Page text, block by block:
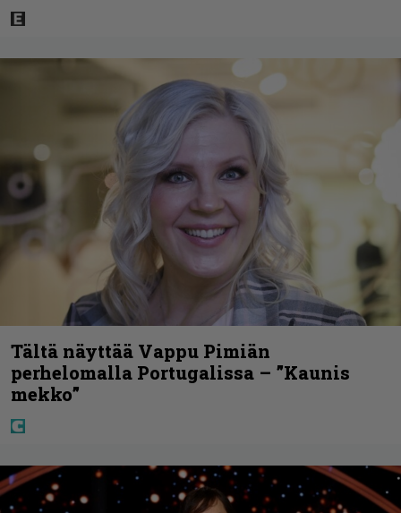
Tältä näyttää Vappu Pimiän
perhelomalla Portugalissa – ”Kaunis
mekko”